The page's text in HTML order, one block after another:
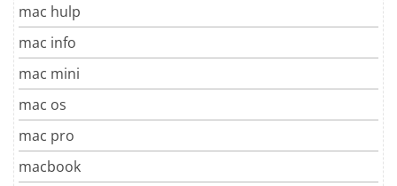
mac hulp
mac info
mac mini
mac os
mac pro
macbook